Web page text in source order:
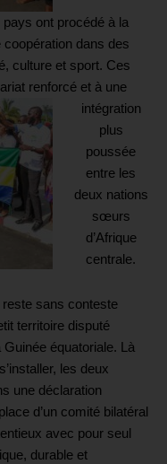
ont procédé à la
dans des
culture et sport. Ces
renforcé et à une
intégration
plus
poussée
entre les
deux nations
sœurs
d’Afrique
centrale.
sans conteste
territoire disputé
équatoriale. Là
les deux
une déclaration
d’un comité bilatéral
avec pour seul
durable et